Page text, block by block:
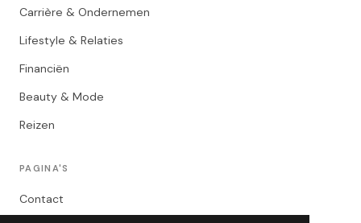
Carrière & Ondernemen
Lifestyle & Relaties
Financiën
Beauty & Mode
Reizen
PAGINA'S
Contact